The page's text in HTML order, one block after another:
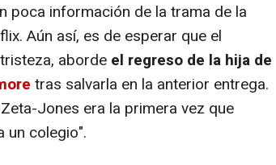
información de la trama de la
Aún así, es de esperar que el
aborde el regreso de la hija de
tras salvarla en la anterior entrega.
Jones era la primera vez que
un colegio".